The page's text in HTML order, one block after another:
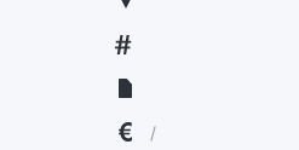
/